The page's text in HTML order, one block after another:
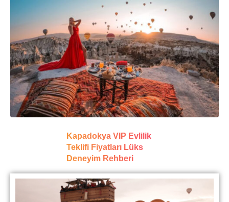
Kapadokya VIP Evlilik
Teklifi Fiyatları Lüks
Deneyim Rehberi